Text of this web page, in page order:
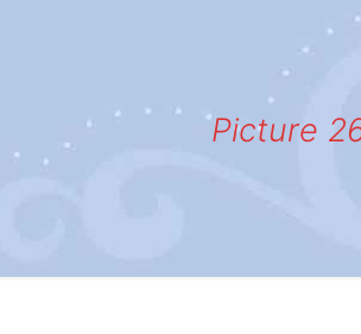
Picture